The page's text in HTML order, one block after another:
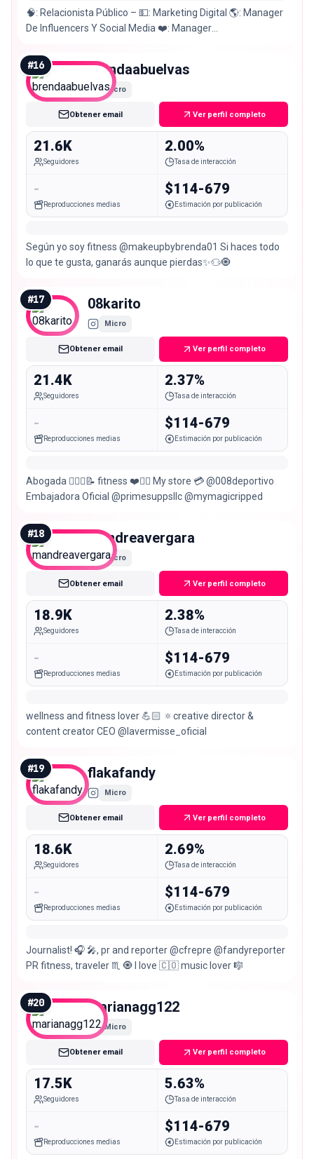
🧠: Relacionista Público – 💵: Marketing Digital 🌎: Manager
De Influencers Y Social Media ❤️: Manager
#16 brendaabuelvas
Micro
Obtener email Ver perfil completo
21.6K
Seguidores
2.00%
Tasa de interacción
-
Reproducciones medias
$114-679
Estimación por publicación
Según yo soy fitness @makeupbybrenda01 Si haces todo
lo que te gusta, ganarás aunque pierdas✨♋️🧿
#17 08karito
Micro
Obtener email Ver perfil completo
21.4K
Seguidores
2.37%
Tasa de interacción
-
Reproducciones medias
$114-679
Estimación por publicación
Abogada 👩🏻‍⚖️📝 fitness ❤️🏋️‍♀️ My store 💳 @008deportivo
Embajadora Oficial @primesuppsllc @mymagicripped
#18 mandreavergara
Micro
Obtener email Ver perfil completo
18.9K
Seguidores
2.38%
Tasa de interacción
-
Reproducciones medias
$114-679
Estimación por publicación
wellness and fitness lover 💪🏻 🔅creative director &
content creator CEO @lavermisse_oficial
#19 flakafandy
Micro
Obtener email Ver perfil completo
18.6K
Seguidores
2.69%
Tasa de interacción
-
Reproducciones medias
$114-679
Estimación por publicación
Journalist! 🎧 🎤, pr and reporter @cfrepre @fandyreporter
PR fitness, traveler ♏️ 🧿 I love 🇨🇴 music lover 🎼
#20 marianagg122
Micro
Obtener email Ver perfil completo
17.5K
Seguidores
5.63%
Tasa de interacción
-
Reproducciones medias
$114-679
Estimación por publicación